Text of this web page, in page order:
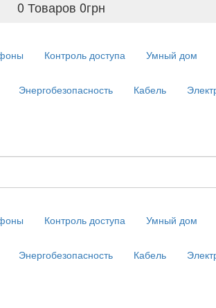
0 Товаров 0грн
Контроль доступа Умный дом
Энергобезопасность Кабель
Контроль доступа Умный дом
Энергобезопасность Кабель